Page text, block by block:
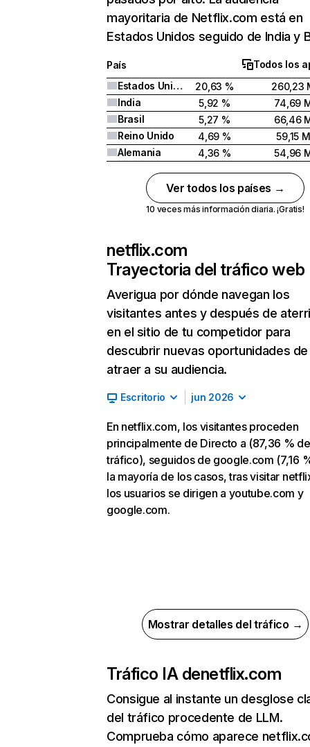
mayoritaria de Netflix.com está en
Estados Unidos seguido de India y
País
Todos los
Estados Unidos
20,63 %
260,23
India
5,92 %
74,69
Brasil
5,27 %
66,46
Reino Unido
4,69 %
59,15 M
Alemania
4,36 % 54,96
Ver todos los países →
10 veces más información diaria. ¡Gratis!
netflix.com
Trayectoria del tráfico web
Averigua por dónde navegan los
visitantes antes y después de
en el sitio de tu competidor para
descubrir nuevas oportunidades de
atraer a su audiencia.
Escritorio jun 2026
En netflix.com, los visitantes proceden
principalmente de Directo a (87,36 % de
tráfico), seguidos de google.com (7,16
la mayoría de los casos, tras visitar
los usuarios se dirigen a youtube.com y
google.com.
Mostrar detalles del tráfico →
Tráfico IA denetflix.com
Consigue al instante un desglose
del tráfico procedente de LLM.
Comprueba cómo aparece